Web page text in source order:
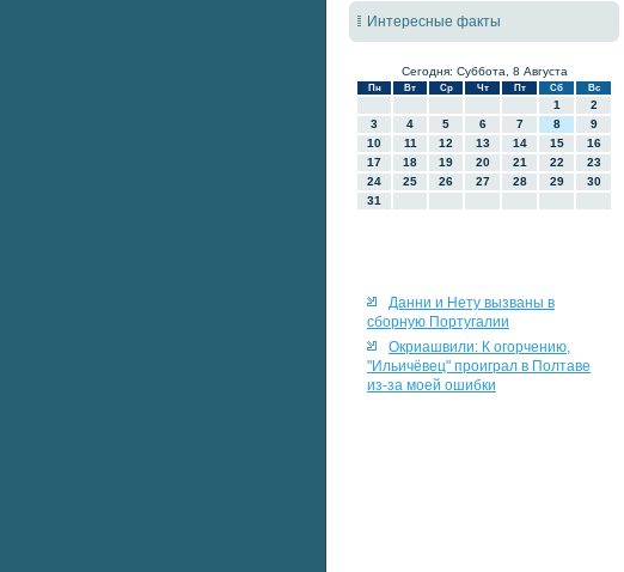
Интересные факты
Сегодня: Суббота, 8 Августа
Пн Вт Ср Чт Пт Сб Вс
1
2
3
4 5 6 7 8
9
10
11 12 13 14 15
16
17
18 19 20 21 22
23
24
25 26 27 28 29
30
31
Данни и Нету вызваны в
сборную Португалии
Окриашвили: К огорчению,
"Ильичёвец" проиграл в Полтаве
из-за моей ошибки